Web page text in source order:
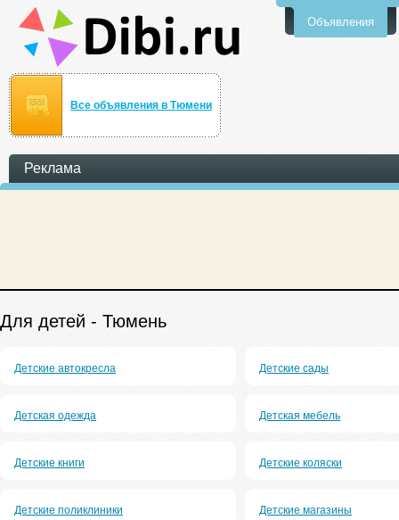
Объявления
Все объявления в Тюмени
Реклама
Для детей - Тюмень
Детские автокресла Детские сады
Детская одежда Детская мебель
Детские книги Детские коляски
Детские поликлиники Детские магазины